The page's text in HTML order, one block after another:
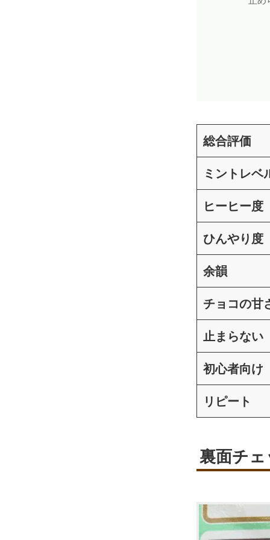
総合評価
ミントレベ
ヒーヒー度
ひんやり度
余韻
チョコの甘
止まらない
初心者向け
リピート
裏面チ